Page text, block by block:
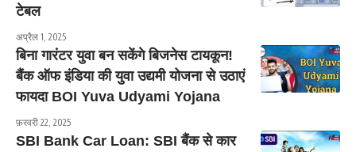
टेबल
अप्रैल 1, 2025
बिना गारंटर युवा बन सकेंगे बिजनेस टायकून!
बैंक ऑफ इंडिया की युवा उद्यमी योजना से उठाएं
फायदा BOI Yuva Udyami Yojana
फ़रवरी 22, 2025
SBI Bank Car Loan: SBI बैंक से कार